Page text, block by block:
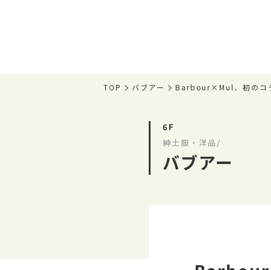
TOP バブアー Barbour×Mul、初のコ
6F
紳士服・洋品/
バブアー